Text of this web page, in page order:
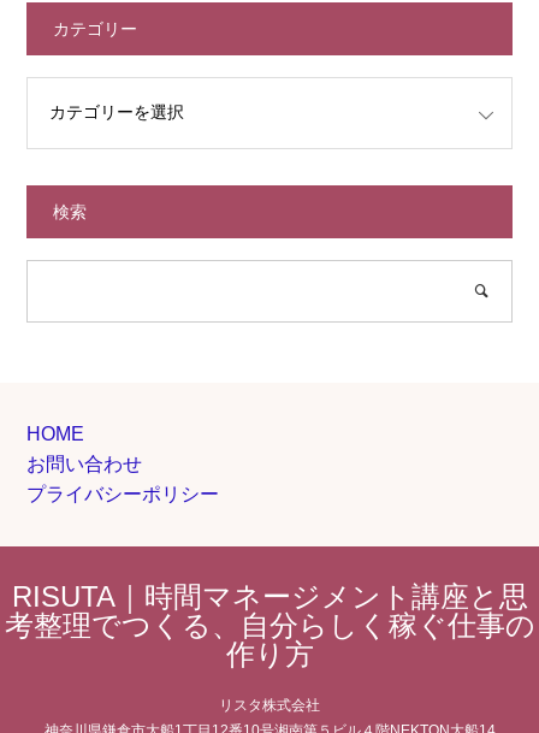
カテゴリー
検索
HOME
お問い合わせ
プライバシーポリシー
RISUTA｜時間マネージメント講座と思
考整理でつくる、自分らしく稼ぐ仕事の
作り方
リスタ株式会社